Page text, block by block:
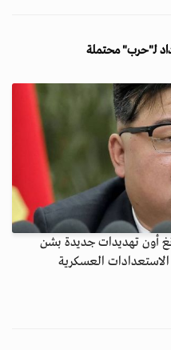
لـ"حرب" محتملة
أون تهديدات جديدة بشن
العسكرية